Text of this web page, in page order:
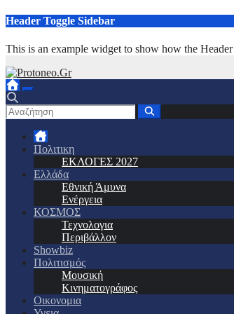
Μετάβαση
περιεχόμενο
Header Toggle Sidebar
This is an example widget to show how the
Πολιτικη
ΕΚΛΟΓΕΣ 2027
Ελλάδα
Εθνική Άμυνα
Ενέργεια
ΚΟΣΜΟΣ
Τεχνολογια
Περιβάλλον
Showbiz
Πολιτισμός
Μουσική
Κινηματογράφος
Οικονομια